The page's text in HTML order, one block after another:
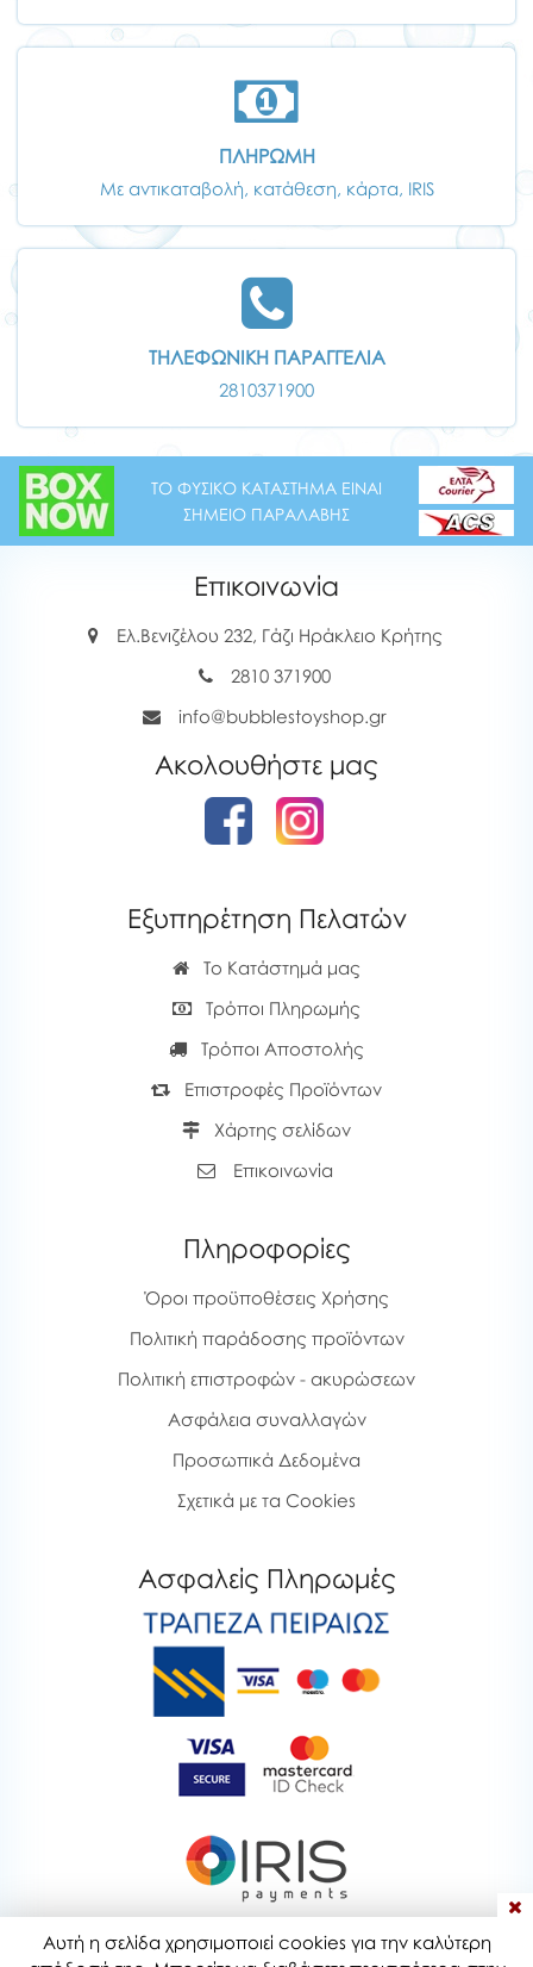
ΠΛΗΡΩΜΗ
Με αντικαταβολή, κατάθεση, κάρτα, IRIS
ΤΗΛΕΦΩΝΙΚΗ ΠΑΡΑΓΓΕΛΙΑ
2810371900
ΤΟ ΦΥΣΙΚΟ ΚΑΤΑΣΤΗΜΑ ΕΙΝΑΙ
ΣΗΜΕΙΟ ΠΑΡΑΛΑΒΗΣ
Επικοινωνία
Ελ.Βενιζέλου 232, Γάζι Ηράκλειο Κρήτης
2810 371900
info@bubblestoyshop.gr
Ακολουθήστε μας
Εξυπηρέτηση Πελατών
Το Κατάστημά μας
Τρόποι Πληρωμής
Τρόποι Αποστολής
Επιστροφές Προϊόντων
Χάρτης σελίδων
Επικοινωνία
Πληροφορίες
Όροι προϋποθέσεις Χρήσης
Πολιτική παράδοσης προϊόντων
Πολιτική επιστροφών - ακυρώσεων
Ασφάλεια συναλλαγών
Προσωπικά Δεδομένα
Σχετικά με τα Cookies
Ασφαλείς Πληρωμές
bubblestoyshop.gr © 2020-2026
Αυτή η σελίδα χρησιμοποιεί cookies για την καλύτερη